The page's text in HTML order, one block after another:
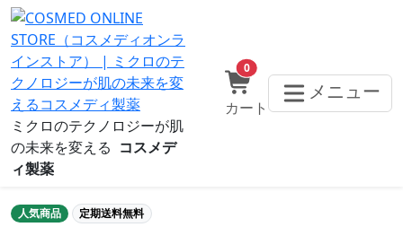
ミクロのテクノロジーが肌
の未来を変える コスメデ
ィ製薬
0
カート
メニュー
人気商品 定期送料無料